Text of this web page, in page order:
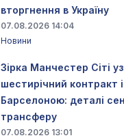
вторгнення в Україну
07.08.2026 14:04
Новини
Зірка Манчестер Сіті
шестирічний контракт
Барселоною: деталі
трансферу
07.08.2026 13:01